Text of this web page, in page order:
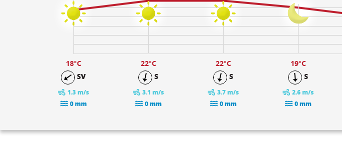
18°C
SV
1.3 m/s
0 mm
22°C
S
3.1 m/s
0 mm
22°C
S
3.7 m/s
0 mm
19°C
S
2.6 m/s
0 mm
23
19
15